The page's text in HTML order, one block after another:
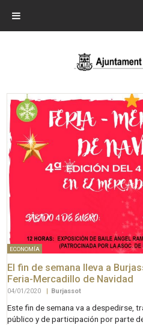
ECONOMÍA
El fin de semana lleva a
Feria-Mercadillo de Navidad
04/01/2020 Burjassot
Este fin de semana va a despedirse,
público y de participación por parte